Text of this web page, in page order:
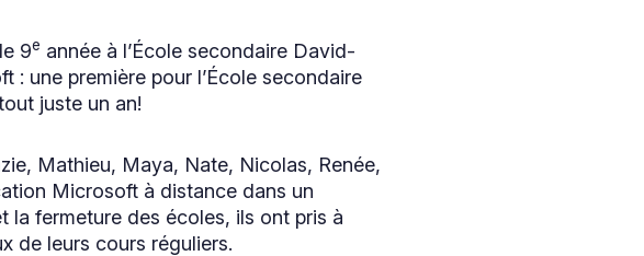
9e année à l’École secondaire David-
une première pour l’École secondaire
juste un an!
Mathieu, Maya, Nate, Nicolas, Renée,
Microsoft à distance dans un
la fermeture des écoles, ils ont pris à
de leurs cours réguliers.